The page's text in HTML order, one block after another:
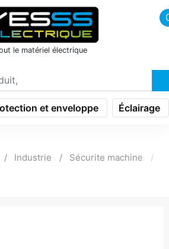
le matériel électrique
et enveloppe Éclairage
Industrie Sécurite machine